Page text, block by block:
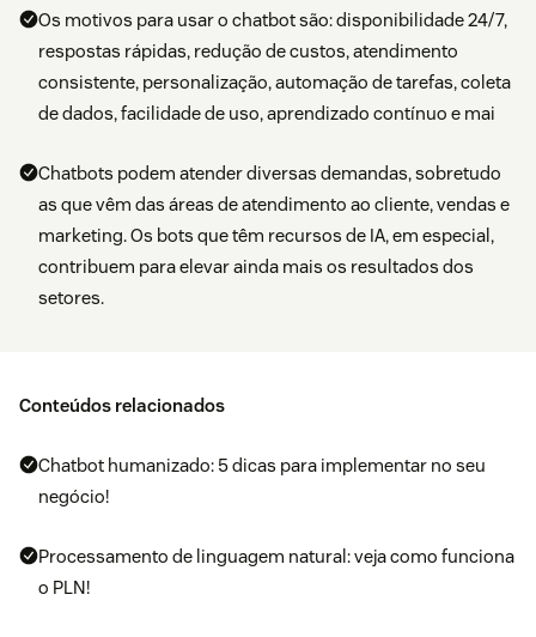
Os motivos para usar o chatbot são: disponibilidade 24/7,
respostas rápidas, redução de custos, atendimento
consistente, personalização, automação de tarefas, coleta
de dados, facilidade de uso, aprendizado contínuo e mai
Chatbots podem atender diversas demandas, sobretudo
as que vêm das áreas de atendimento ao cliente, vendas e
marketing. Os bots que têm recursos de IA, em especial,
contribuem para elevar ainda mais os resultados dos
setores.
Conteúdos relacionados
Chatbot humanizado: 5 dicas para implementar no seu
negócio!
Processamento de linguagem natural: veja como funciona
o PLN!